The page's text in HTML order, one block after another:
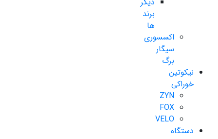
برند
ها
اکسسوری
سیگار
برگ
نیکوتین
خوراکی
ZYN
FOX
VELO
دستگاه